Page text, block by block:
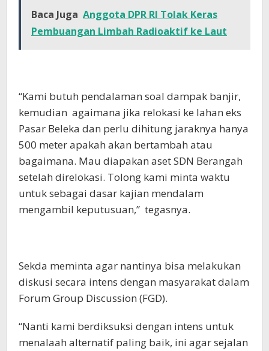
Baca Juga Anggota DPR RI Tolak Keras
Pembuangan Limbah Radioaktif ke Laut
“Kami butuh pendalaman soal dampak banjir,
kemudian agaimana jika relokasi ke lahan eks
Pasar Beleka dan perlu dihitung jaraknya hanya
500 meter apakah akan bertambah atau
bagaimana. Mau diapakan aset SDN Berangah
setelah direlokasi. Tolong kami minta waktu
untuk sebagai dasar kajian mendalam
mengambil keputusuan,” tegasnya.
Sekda meminta agar nantinya bisa melakukan
diskusi secara intens dengan masyarakat dalam
Forum Group Discussion (FGD).
“Nanti kami berdiksuksi dengan intens untuk
menalaah alternatif paling baik, ini agar sejalan